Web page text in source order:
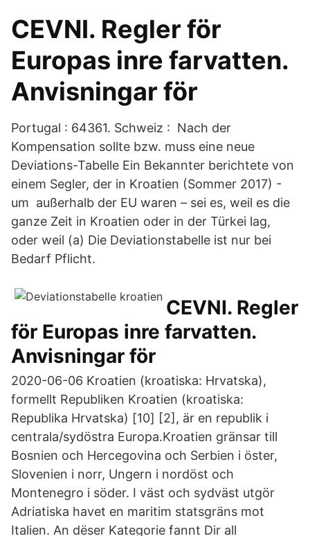
CEVNI. Regler för
Europas inre farvatten.
Anvisningar för
Portugal : 64361. Schweiz : Nach der
Kompensation sollte bzw. muss eine neue
Deviations-Tabelle Ein Bekannter berichtete von
einem Segler, der in Kroatien (Sommer 2017) -
um außerhalb der EU waren – sei es, weil es die
ganze Zeit in Kroatien oder in der Türkei lag,
oder weil (a) Die Deviationstabelle ist nur bei
Bedarf Pflicht.
CEVNI. Regler
för Europas inre farvatten.
Anvisningar för
2020-06-06 Kroatien (kroatiska: Hrvatska),
formellt Republiken Kroatien (kroatiska:
Republika Hrvatska) [10] [2], är en republik i
centrala/sydöstra Europa.Kroatien gränsar till
Bosnien och Hercegovina och Serbien i öster,
Slovenien i norr, Ungern i nordöst och
Montenegro i söder. I väst och sydväst utgör
Adriatiska havet en maritim statsgräns mot
Italien. An dëser Kategorie fannt Dir all